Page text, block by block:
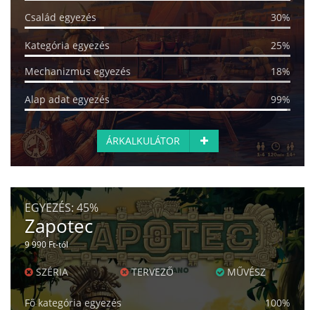
Család egyezés 30%
Kategória egyezés
25%
Mechanizmus egyezés
18%
Alap adat egyezés 99%
ÁRKALKULÁTOR
EGYEZÉS: 45%
Zapotec
9 990 Ft-tól
SZÉRIA TERVEZŐ MŰVÉSZ
Fő kategória egyezés 100%